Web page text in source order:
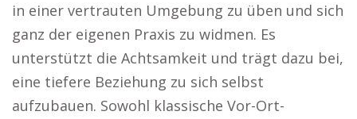
in einer vertrauten Umgebung zu üben und sich
ganz der eigenen Praxis zu widmen. Es
unterstützt die Achtsamkeit und trägt dazu bei,
eine tiefere Beziehung zu sich selbst
aufzubauen. Sowohl klassische Vor-Ort-